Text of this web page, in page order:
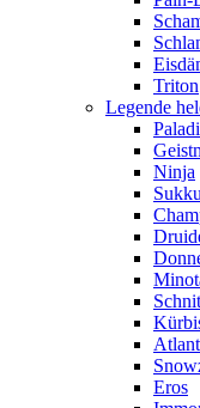
Triton
Legende
Ninja
Eros